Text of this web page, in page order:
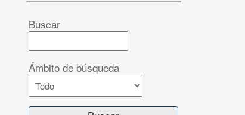
Buscar
Ámbito de búsqueda